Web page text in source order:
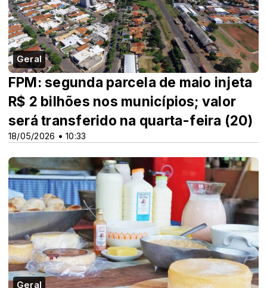
Geral
18/05/2026 • 10:33
FPM: segunda parcela de maio injeta
R$ 2 bilhões nos municípios; valor
será transferido na quarta-feira (20)
Geral